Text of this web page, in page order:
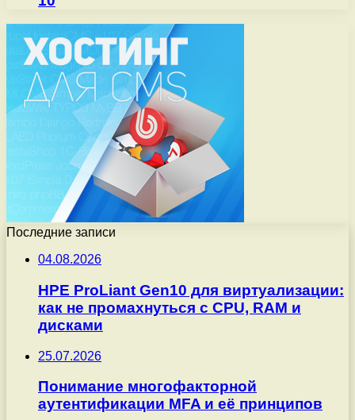
Последние записи
04.08.2026
HPE ProLiant Gen10 для виртуализации:
как не промахнуться с CPU, RAM и
дисками
25.07.2026
Понимание многофакторной
аутентификации MFA и её принципов